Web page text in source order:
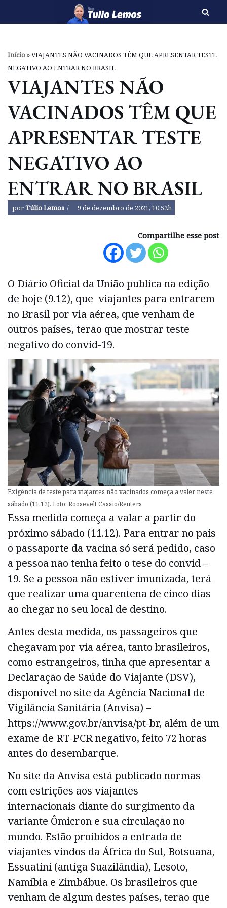
o
conteúdo
Início»VIAJANTES NÃO VACINADOS TÊM QUE APRESENTAR TESTE
NEGATIVO AO ENTRAR NO BRASIL
VIAJANTES NÃO
VACINADOS TÊM QUE
APRESENTAR TESTE
NEGATIVO AO
ENTRAR NO BRASIL
porTúlio Lemos 9 de dezembro de 2021, 10:52h
Compartilhe esse post
O Diário Oficial da União publica na edição
de hoje (9.12), que viajantes para entrarem
no Brasil por via aérea, que venham de
outros países, terão que mostrar teste
negativo do convid-19.
Exigência de teste para viajantes não vacinados começa a valer neste
sábado (11.12). Foto: Roosevelt Cassio/Reuters
Essa medida começa a valar a partir do
próximo sábado (11.12). Para entrar no país
o passaporte da vacina só será pedido, caso
a pessoa não tenha feito o tese do convid –
19. Se a pessoa não estiver imunizada, terá
que realizar uma quarentena de cinco dias
ao chegar no seu local de destino.
Antes desta medida, os passageiros que
chegavam por via aérea, tanto brasileiros,
como estrangeiros, tinha que apresentar a
Declaração de Saúde do Viajante (DSV),
disponível no site da Agência Nacional de
Vigilância Sanitária (Anvisa) –
https://www.gov.br/anvisa/pt-br, além de um
exame de RT-PCR negativo, feito 72 horas
antes do desembarque.
No site da Anvisa está publicado normas
com estrições aos viajantes
internacionais diante do surgimento da
variante Ômicron e sua circulação no
mundo. Estão proibidos a entrada de
viajantes vindos da África do Sul, Botsuana,
Essuatíni (antiga Suazilândia), Lesoto,
Namíbia e Zimbábue. Os brasileiros que
venham de algum destes países, terão que